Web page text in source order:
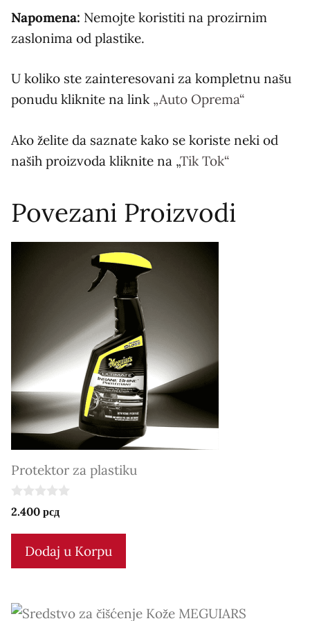
Napomena: Nemojte koristiti na prozirnim
zaslonima od plastike.
U koliko ste zainteresovani za kompletnu našu
ponudu kliknite na link „Auto Oprema“
Ako želite da saznate kako se koriste neki od
naših proizvoda kliknite na „Tik Tok“
Povezani Proizvodi
Protektor za plastiku
0
o
2.400 рсд
Dodaj u Korpu